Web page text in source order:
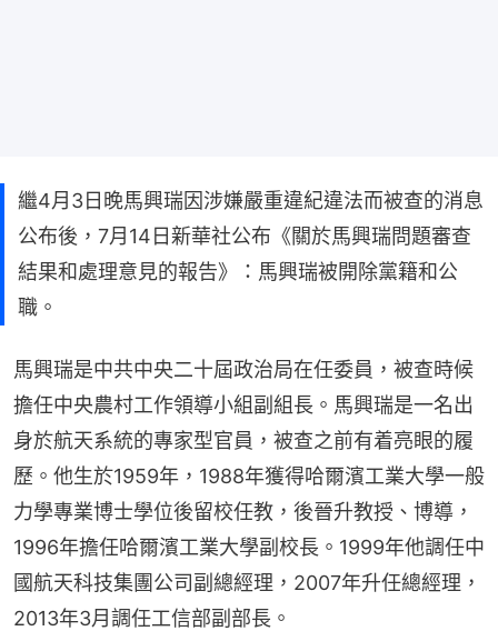
繼4月3日晚馬興瑞因涉嫌嚴重違紀違法而被查的消息
公布後，7月14日新華社公布《關於馬興瑞問題審查
結果和處理意見的報告》：馬興瑞被開除黨籍和公
職。
馬興瑞是中共中央二十屆政治局在任委員，被查時候
擔任中央農村工作領導小組副組長。馬興瑞是一名出
身於航天系統的專家型官員，被查之前有着亮眼的履
歷。他生於1959年，1988年獲得哈爾濱工業大學一般
力學專業博士學位後留校任教，後晉升教授、博導，
1996年擔任哈爾濱工業大學副校長。1999年他調任中
國航天科技集團公司副總經理，2007年升任總經理，
2013年3月調任工信部副部長。